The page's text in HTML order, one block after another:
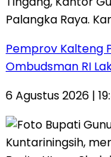
Pemprov Kalteng
Ombudsman RI
6 Agustus 2026 |